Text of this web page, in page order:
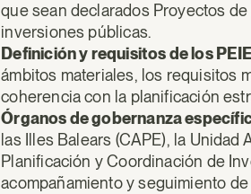
que sean declarados Proyectos
inversiones públicas.
Definición y requisitos de los PEIE
ámbitos materiales, los requisitos
coherencia con la planificación
Órganos de gobernanza
las Illes Balears (CAPE), la
Planificación y Coordinación de
acompañamiento y seguimiento de